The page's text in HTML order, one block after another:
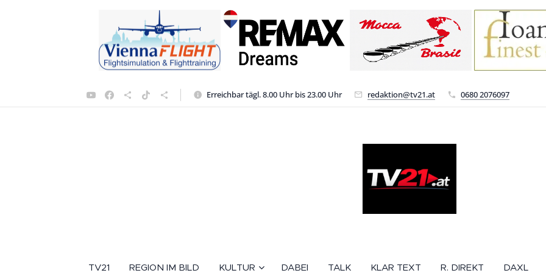
Erreichbar tägl. 8.00 Uhr bis 23.00 Uhr redaktion@tv21.at 0680 2076097
TV21 REGION IM BILD KULTUR DABEI TALK KLAR TEXT R. DIREKT DAXL